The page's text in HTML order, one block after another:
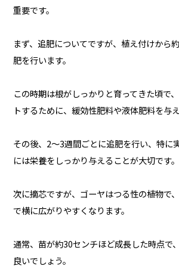
重要です。
まず、追肥についてですが、植え付けから
肥を行います。
この時期は根がしっかりと育ってきた頃で
トするために、緩効性肥料や液体肥料を与え
その後、2〜3週間ごとに追肥を行い、特に
には栄養をしっかり与えることが大切です。
次に摘芯ですが、ゴーヤはつる性の植物で
で横に広がりやすくなります。
通常、苗が約30センチほど成長した時点で
良いでしょう。